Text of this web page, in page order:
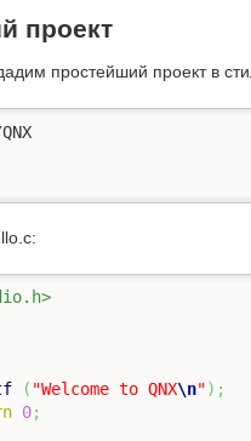
проект
простейший проект в
( "Welcome to QNX\n") ;
0;